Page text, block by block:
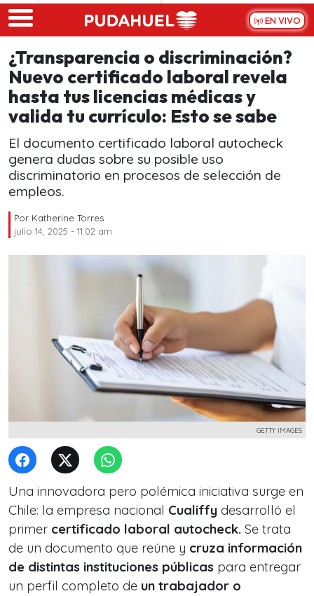
Skip to main content
EN VIVO
¿Transparencia o discriminación?
Nuevo certificado laboral revela
hasta tus licencias médicas y
valida tu currículo: Esto se sabe
El documento certificado laboral autocheck
genera dudas sobre su posible uso
discriminatorio en procesos de selección de
empleos.
Por Katherine Torres
julio 14, 2025 - 11:02 am
GETTY IMAGES
Una innovadora pero polémica iniciativa surge en
Chile: la empresa nacional Cualiffy desarrolló el
primer certificado laboral autocheck. Se trata
de un documento que reúne y cruza información
de distintas instituciones públicas para entregar
un perfil completo de un trabajador o